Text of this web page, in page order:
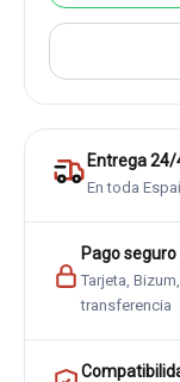
Entrega
En toda
Pago seguro
Tarjeta,
transferencia